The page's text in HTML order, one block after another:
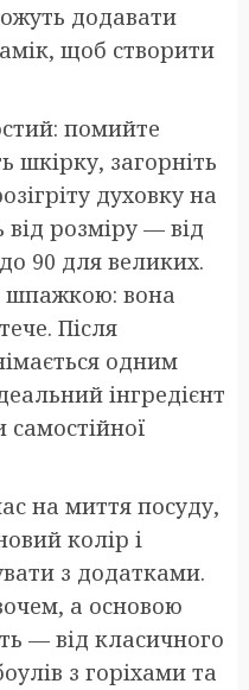
додавати
щоб створити
помийте
шкірку, загорніть
духовку на
від розміру — від
90 для великих.
шпажкою: вона
Після
одним
інгредієнт
самостійної
на миття посуду,
колір і
з додатками.
а основою
— від класичного
з горіхами та